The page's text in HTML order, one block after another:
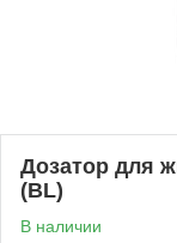
Дозатор для
(BL)
В наличии